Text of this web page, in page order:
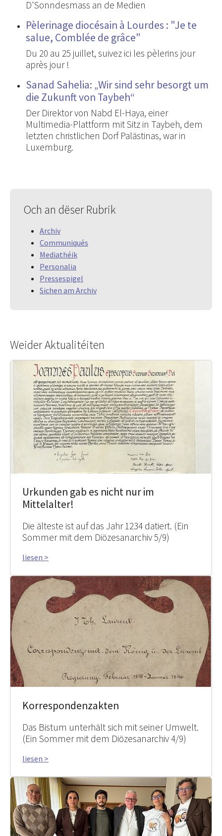
D'Sonndesmass an de Medien
Pèlerinage diocésain à Lourdes : "Je te
salue, Comblée de grâce"
Du 20 au 25 juillet, suivez ici les pèlerins jour
après jour !
Sanad Sahelia: „Wir sind sehr besorgt um
die Zukunft von Taybeh“
Der Direktor von Nabd El-Haya, einer
Multimedia-Plattform mit Sitz in Taybeh, dem
letzten christlichen Dorf Palästinas, war in
Luxemburg.
Och an dëser Rubrik
Archiv
Communiqués
Mediathéik
Personalia
Pressespigel
Sichen am Archiv
Weider Aktualitéiten
Urkunden gab es nicht nur im
Mittelalter!
Die älteste ist auf das Jahr 1234 datiert. (Ein
Sommer mit dem Diözesanarchiv 5/9)
liesen >
Korrespondenzakten
Das Bistum unterhält sich mit seiner Umwelt.
(Ein Sommer mit dem Diözesanarchiv 4/9)
liesen >